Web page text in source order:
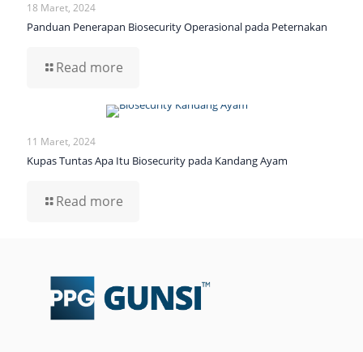
18 Maret, 2024
Panduan Penerapan Biosecurity Operasional pada Peternakan
Read more
11 Maret, 2024
Kupas Tuntas Apa Itu Biosecurity pada Kandang Ayam
Read more